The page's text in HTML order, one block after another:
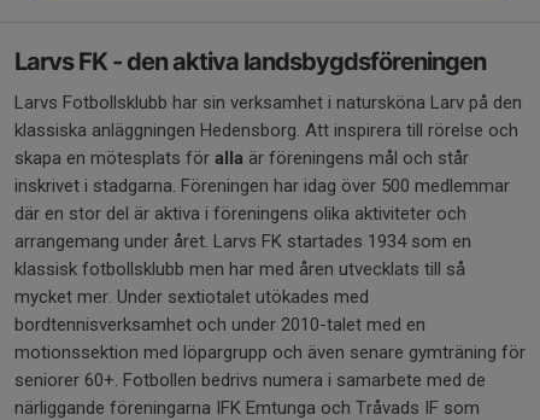
Larvs FK - den aktiva landsbygdsföreningen
Larvs Fotbollsklubb har sin verksamhet i natursköna Larv på den
klassiska anläggningen Hedensborg. Att inspirera till rörelse och
skapa en mötesplats för alla är föreningens mål och står
inskrivet i stadgarna. Föreningen har idag över 500 medlemmar
där en stor del är aktiva i föreningens olika aktiviteter och
arrangemang under året. Larvs FK startades 1934 som en
klassisk fotbollsklubb men har med åren utvecklats till så
mycket mer. Under sextiotalet utökades med
bordtennisverksamhet och under 2010-talet med en
motionssektion med löpargrupp och även senare gymträning för
seniorer 60+. Fotbollen bedrivs numera i samarbete med de
närliggande föreningarna IFK Emtunga och Tråvads IF som